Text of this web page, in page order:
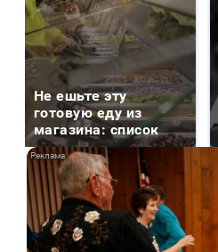
Не ешьте эту
готовую еду из
магазина: список